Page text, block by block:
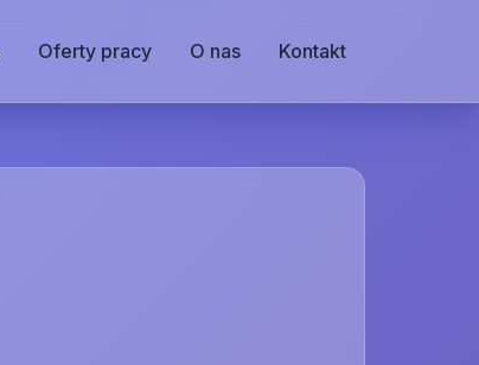
Oferty pracy O nas Kontakt